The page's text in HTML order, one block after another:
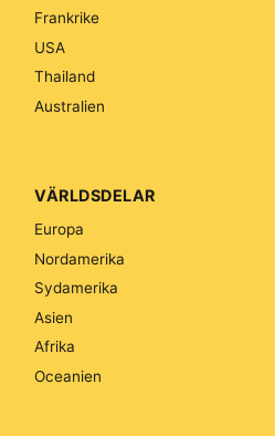
Frankrike
USA
Thailand
Australien
VÄRLDSDELAR
Europa
Nordamerika
Sydamerika
Asien
Afrika
Oceanien